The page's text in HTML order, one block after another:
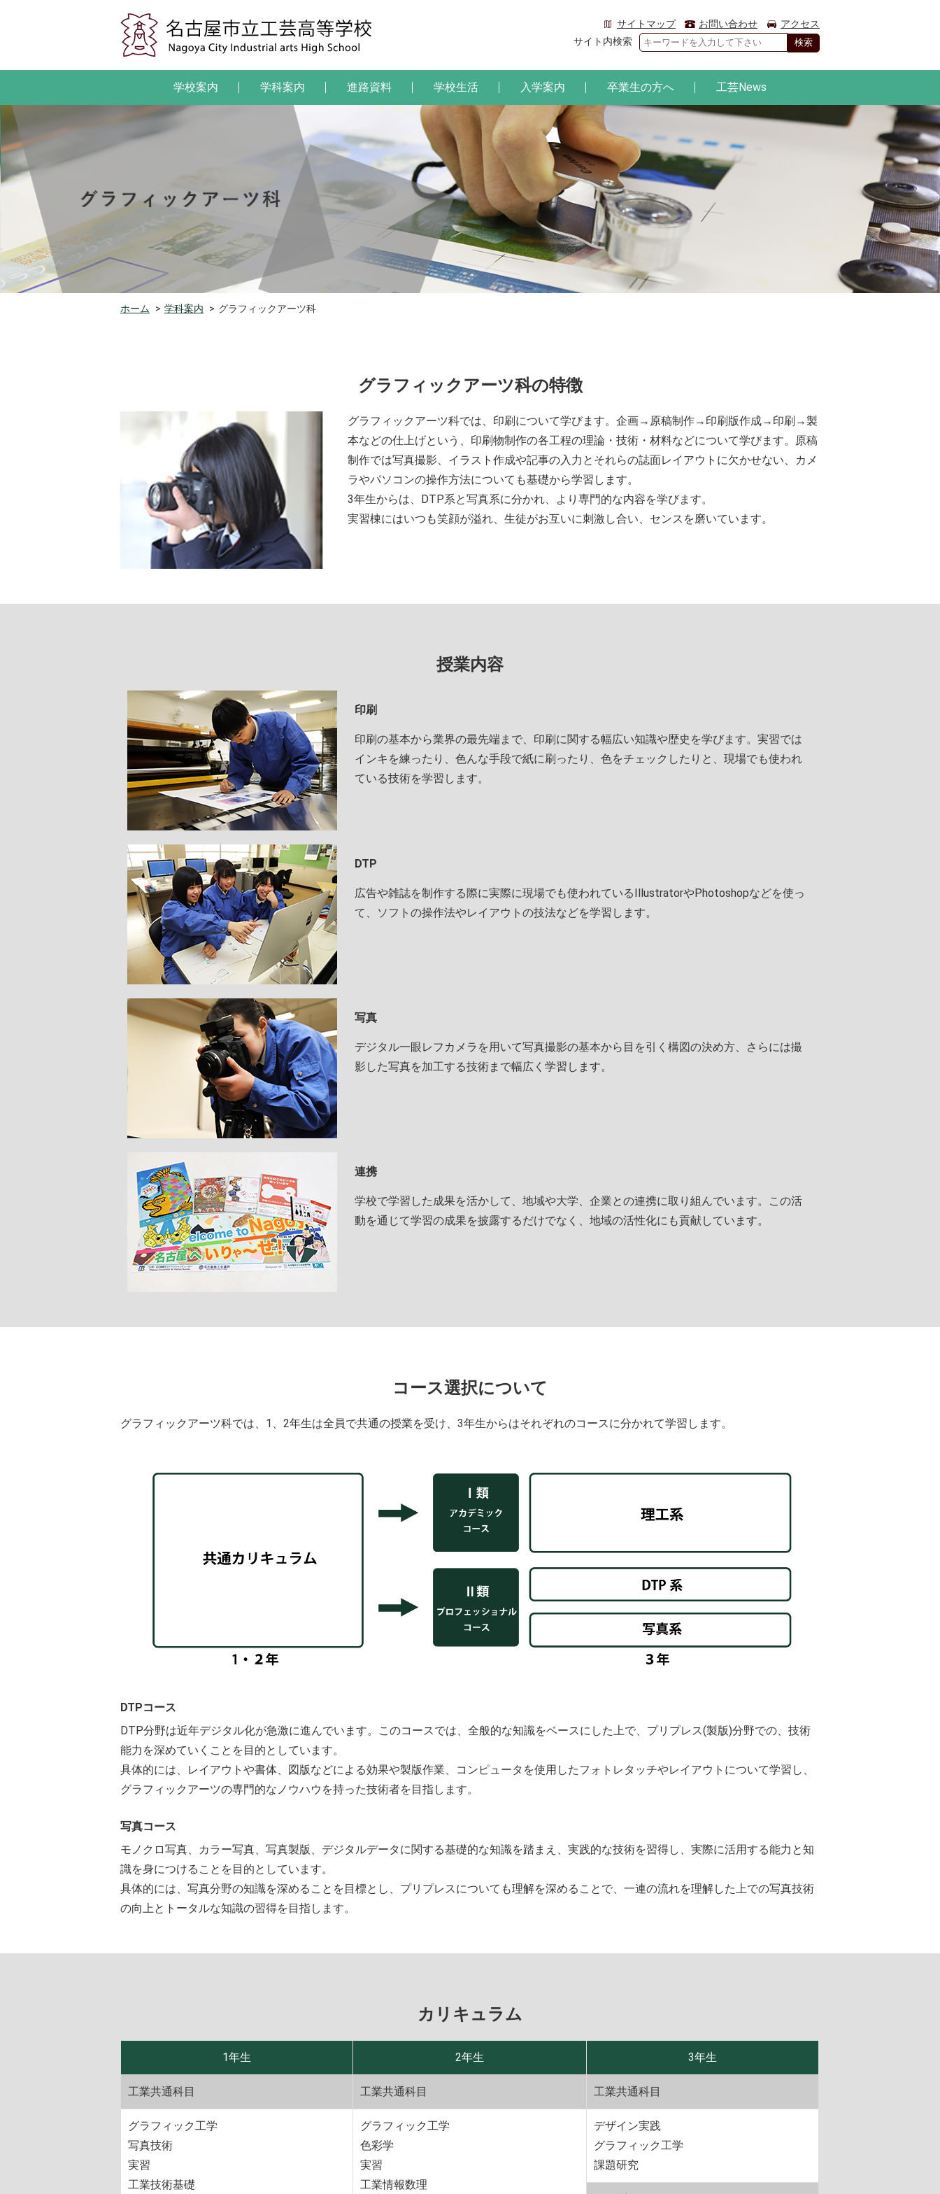
サイトマップ お問い合わせ
アクセス
サイト内検索
学校案内 学科案内 進路資料 学校生活 入学案内 卒業生の方へ 工芸News
ホーム > 学科案内 > グラフィックアーツ科
グラフィックアーツ科の特徴
グラフィックアーツ科では、印刷について学びます。企画→原稿制作→印刷版作成→印刷→製
本などの仕上げという、印刷物制作の各工程の理論・技術・材料などについて学びます。原稿
制作では写真撮影、イラスト作成や記事の入力とそれらの誌面レイアウトに欠かせない、カメ
ラやパソコンの操作方法についても基礎から学習します。
3年生からは、DTP系と写真系に分かれ、より専門的な内容を学びます。
実習棟にはいつも笑顔が溢れ、生徒がお互いに刺激し合い、センスを磨いています。
授業内容
印刷
印刷の基本から業界の最先端まで、印刷に関する幅広い知識や歴史を学びます。実習では
インキを練ったり、色んな手段で紙に刷ったり、色をチェックしたりと、現場でも使われ
ている技術を学習します。
DTP
広告や雑誌を制作する際に実際に現場でも使われているIllustratorやPhotoshopなどを使っ
て、ソフトの操作法やレイアウトの技法などを学習します。
写真
デジタル一眼レフカメラを用いて写真撮影の基本から目を引く構図の決め方、さらには撮
影した写真を加工する技術まで幅広く学習します。
連携
学校で学習した成果を活かして、地域や大学、企業との連携に取り組んでいます。この活
動を通じて学習の成果を披露するだけでなく、地域の活性化にも貢献しています。
コース選択について
グラフィックアーツ科では、1、2年生は全員で共通の授業を受け、3年生からはそれぞれのコースに分かれて学習します。
DTPコース
DTP分野は近年デジタル化が急激に進んでいます。このコースでは、全般的な知識をベースにした上で、プリプレス(製版)分野での、技術
能力を深めていくことを目的としています。
具体的には、レイアウトや書体、図版などによる効果や製版作業、コンピュータを使用したフォトレタッチやレイアウトについて学習し、
グラフィックアーツの専門的なノウハウを持った技術者を目指します。
写真コース
モノクロ写真、カラー写真、写真製版、デジタルデータに関する基礎的な知識を踏まえ、実践的な技術を習得し、実際に活用する能力と知
識を身につけることを目的としています。
具体的には、写真分野の知識を深めることを目標とし、プリプレスについても理解を深めることで、一連の流れを理解した上での写真技術
の向上とトータルな知識の習得を目指します。
カリキュラム
1年生
工業共通科目
グラフィック工学
写真技術
実習
工業技術基礎
2年生
工業共通科目
グラフィック工学
色彩学
実習
工業情報数理
3年生
工業共通科目
デザイン実践
グラフィック工学
課題研究